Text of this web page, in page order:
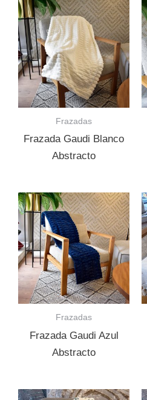
Frazadas
Frazada Gaudi Blanco
Abstracto
Frazadas
Frazada Gaudi Azul
Abstracto